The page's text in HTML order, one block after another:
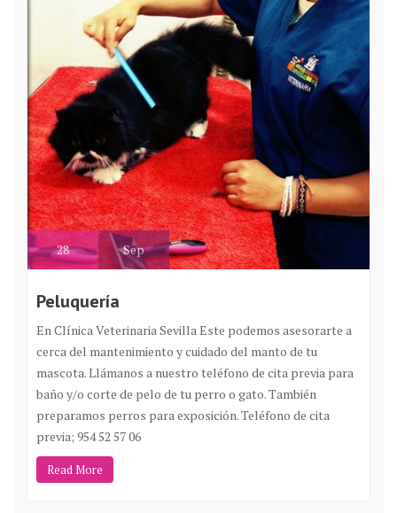
28 Sep
Peluquería
En Clínica Veterinaria Sevilla Este podemos asesorarte a
cerca del mantenimiento y cuidado del manto de tu
mascota. Llámanos a nuestro teléfono de cita previa para
baño y/o corte de pelo de tu perro o gato. También
preparamos perros para exposición. Teléfono de cita
previa; 954 52 57 06
Read More